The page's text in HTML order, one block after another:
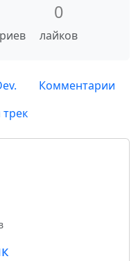
0
лайков
Комментарии